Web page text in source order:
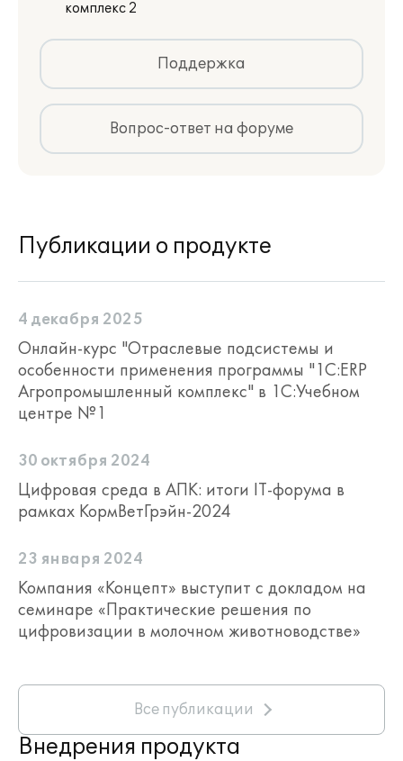
комплекс 2
Поддержка
Вопрос-ответ на форуме
Публикации о продукте
4 декабря 2025
Онлайн-курс "Отраслевые подсистемы и
особенности применения программы "1С:ERP
Агропромышленный комплекс" в 1С:Учебном
центре №1
30 октября 2024
Цифровая среда в АПК: итоги IT-форума в
рамках КормВетГрэйн-2024
23 января 2024
Компания «Концепт» выступит с докладом на
семинаре «Практические решения по
цифровизации в молочном животноводстве»
Все публикации
Внедрения продукта